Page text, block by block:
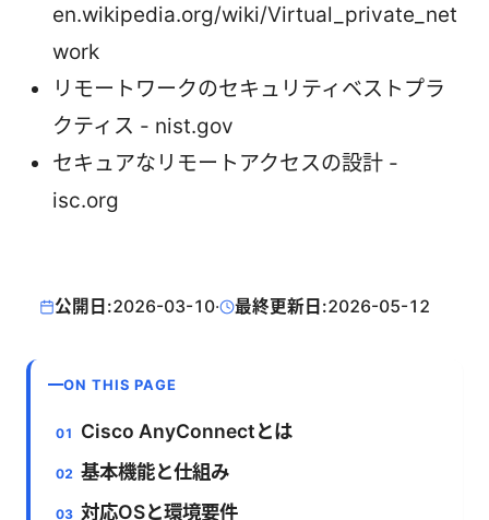
en.wikipedia.org/wiki/Virtual_private_net
work
リモートワークのセキュリティベストプラ
クティス - nist.gov
セキュアなリモートアクセスの設計 -
isc.org
公開日:2026-03-10· 最終更新日:2026-05-12
ON THIS PAGE
Cisco AnyConnectとは
基本機能と仕組み
対応OSと環境要件